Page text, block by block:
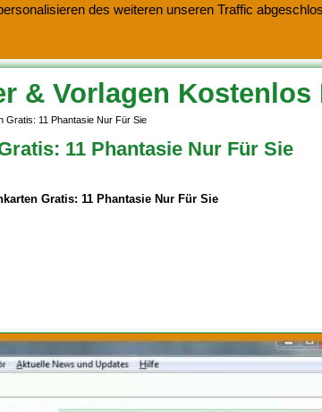
des weiteren unseren Traffic
& Vorlagen Kostenlos
Gratis: 11 Phantasie Nur Für Sie
11 Phantasie Nur Für Sie
Gratis: 11 Phantasie Nur Für Sie